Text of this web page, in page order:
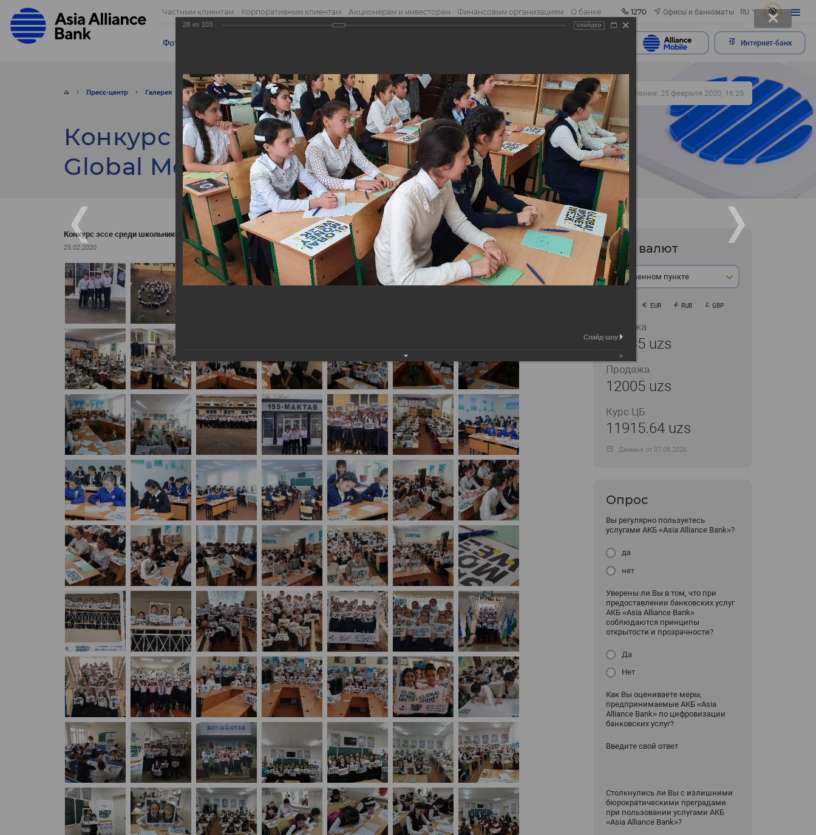
Частным клиентам Корпоративным клиентам Акционерам и инвесторам Финансовым организациям О банке 1270 Офисы и банкоматы RU
Фотогалерея Интернет-банк
Пресс-центр Галерея Фото Конкурс эссе среди школьников - Global Money Week! 420 Обновление: 25 февраля 2020, 16:25
Конкурс эссе среди школьников -
Global Money Week!
Конкурс эссе среди школьников - Global Money Week!
25.02.2020 Курс валют
В обменном пункте
EUR RUB GBP
Покупка
11935 uzs
Продажа
12005 uzs
Курс ЦБ
11915.64 uzs
Данные от 07.08.2026
Опрос
Вы регулярно пользуетесь
услугами АКБ «Asia Alliance Bank»?
да
нет
Уверены ли Вы в том, что при
предоставлении банковских услуг
АКБ «Asia Alliance Bank»
соблюдаются принципы
открытости и прозрачности?
Да
Нет
Как Вы оцениваете меры,
предпринимаемые АКБ «Asia
Alliance Bank» по цифровизации
банковских услуг?
Введите свой ответ
Столкнулись ли Вы с излишними
бюрократическими преградами
при пользовании услугами АКБ
«Asia Alliance Bank»?
28 из 103 слайдер
Слайд-шоу: